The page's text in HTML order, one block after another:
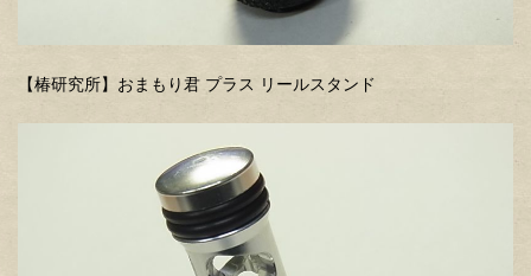
【椿研究所】おまもり君 プラス リールスタンド